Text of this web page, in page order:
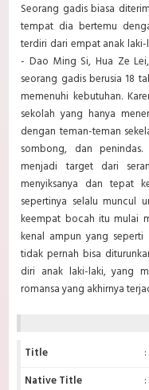
Seorang gadis biasa
tempat dia bertemu
terdiri dari empat anak
- Dao Ming Si, Hua Ze
seorang gadis berusia 18
memenuhi kebutuhan.
sekolah yanghanya
dengan teman-teman
sombong, dan
menjadi target dari
menyiksanya dan tepat
sepertinya selalu muncul
keempat bocah itu mulai
kenal ampun yang
tidak pernah bisa
diri anak laki-laki, yang
romansa yang akhirnya
Title
Native Title
: